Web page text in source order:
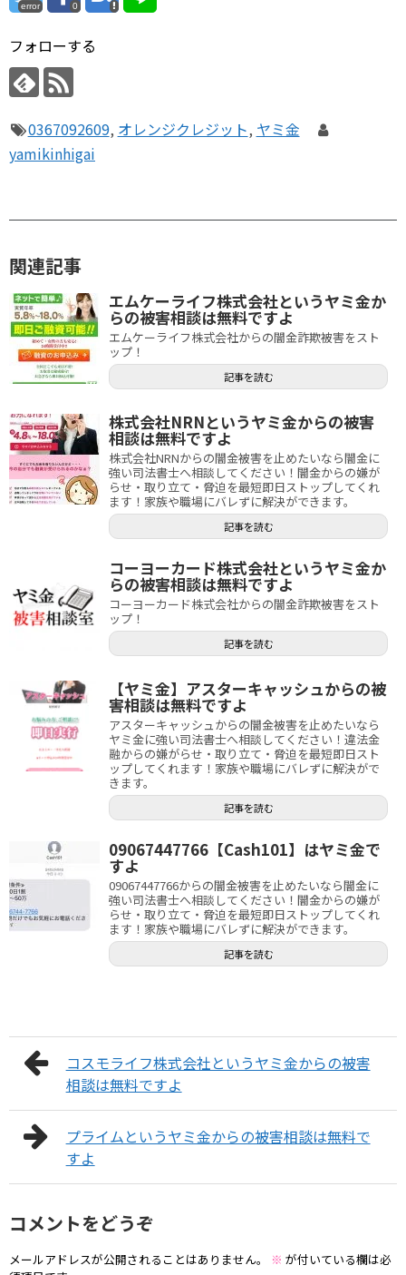
error 0
フォローする
0367092609, オレンジクレジット, ヤミ金
yamikinhigai
関連記事
エムケーライフ株式会社というヤミ金か
らの被害相談は無料ですよ
エムケーライフ株式会社からの闇金詐欺被害をスト
ップ！
記事を読む
株式会社NRNというヤミ金からの被害
相談は無料ですよ
株式会社NRNからの闇金被害を止めたいなら闇金に
強い司法書士へ相談してください！闇金からの嫌が
らせ・取り立て・脅迫を最短即日ストップしてくれ
ます！家族や職場にバレずに解決ができます。
記事を読む
コーヨーカード株式会社というヤミ金か
らの被害相談は無料ですよ
コーヨーカード株式会社からの闇金詐欺被害をスト
ップ！
記事を読む
【ヤミ金】アスターキャッシュからの被
害相談は無料ですよ
アスターキャッシュからの闇金被害を止めたいなら
ヤミ金に強い司法書士へ相談してください！違法金
融からの嫌がらせ・取り立て・脅迫を最短即日スト
ップしてくれます！家族や職場にバレずに解決がで
きます。
記事を読む
09067447766【Cash101】はヤミ金で
すよ
09067447766からの闇金被害を止めたいなら闇金に
強い司法書士へ相談してください！闇金からの嫌が
らせ・取り立て・脅迫を最短即日ストップしてくれ
ます！家族や職場にバレずに解決ができます。
記事を読む
コスモライフ株式会社というヤミ金からの被害
相談は無料ですよ
プライムというヤミ金からの被害相談は無料で
すよ
コメントをどうぞ
メールアドレスが公開されることはありません。 ※ が付いている欄は必